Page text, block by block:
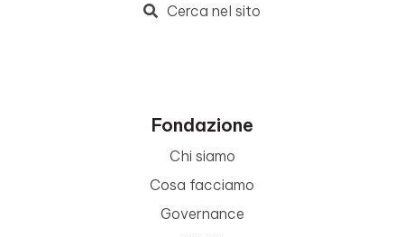
Cerca nel sito
Fondazione
Chi siamo
Cosa facciamo
Governance